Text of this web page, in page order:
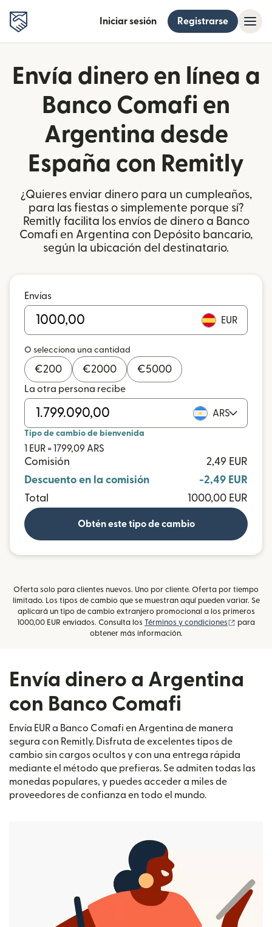
Iniciar sesión Registrarse
Envía dinero en línea a
Banco Comafi en
Argentina desde
España con Remitly
¿Quieres enviar dinero para un cumpleaños,
para las fiestas o simplemente porque sí?
Remitly facilita los envíos de dinero a Banco
Comafi en Argentina con Depósito bancario,
según la ubicación del destinatario.
Envías
EUR
O selecciona una cantidad
€200 €2000 €5000
La otra persona recibe
ARS
Tipo de cambio de bienvenida
1 EUR = 1799,09 ARS
Comisión
2,49 EUR
Descuento en la comisión
-2,49 EUR
Total
1000,00 EUR
Obtén este tipo de cambio
Oferta solo para clientes nuevos. Uno por cliente. Oferta por tiempo
limitado. Los tipos de cambio que se muestran aquí pueden variar. Se
aplicará un tipo de cambio extranjero promocional a los primeros
1000,00 EUR enviados. Consulta los Términos y condiciones (se abre
para
obtener más información.
Envía dinero a Argentina
con Banco Comafi
Envía EUR a Banco Comafi en Argentina de manera
segura con Remitly. Disfruta de excelentes tipos de
cambio sin cargos ocultos y con una entrega rápida
mediante el método que prefieras. Se admiten todas las
monedas populares, y puedes acceder a miles de
proveedores de confianza en todo el mundo.